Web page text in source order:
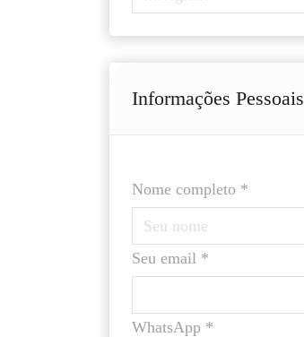
Informações Pessoais
Nome completo *
Seu email *
WhatsApp *